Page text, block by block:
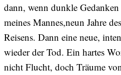
dann, wenn dunkle
meines Mannes,neun Jahre
Reisens. Dann eine neue,
wieder der Tod. Ein hartes
nicht Flucht, doch Träume